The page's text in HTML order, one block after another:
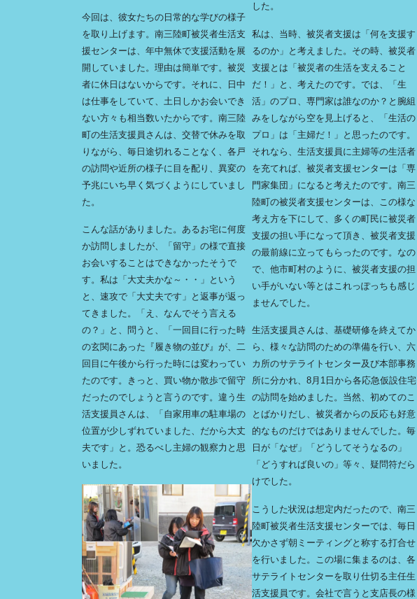
今回は、彼女たちの日常的な学びの様子
を取り上げます。南三陸町被災者生活支
援センターは、年中無休で支援活動を展
開していました。理由は簡単です。被災
者に休日はないからです。それに、日中
は仕事をしていて、土日しかお会いでき
ない方々も相当数いたからです。南三陸
町の生活支援員さんは、交替で休みを取
りながら、毎日途切れることなく、各戸
の訪問や近所の様子に目を配り、異変の
予兆にいち早く気づくようにしていまし
た。
こんな話がありました。あるお宅に何度
か訪問しましたが、「留守」の様で直接
お会いすることはできなかったそうで
す。私は「大丈夫かな～・・」という
と、速攻で「大丈夫です」と返事が返っ
てきました。「え、なんでそう言える
の？」と、問うと、「一回目に行った時
の玄関にあった『履き物の並び』が、二
回目に午後から行った時には変わってい
たのです。きっと、買い物か散歩で留守
だったのでしょうと言うのです。違う生
活支援員さんは、「自家用車の駐車場の
位置が少しずれていました、だから大丈
夫です」と。恐るべし主婦の観察力と思
いました。
した。
私は、当時、被災者支援は「何を支援す
るのか」と考えました。その時、被災者
支援とは「被災者の生活を支えること
だ！」と、考えたのです。では、「生
活」のプロ、専門家は誰なのか？と腕組
みをしながら空を見上げると、「生活の
プロ」は「主婦だ！」と思ったのです。
それなら、生活支援員に主婦等の生活者
を充てれば、被災者支援センターは「専
門家集団」になると考えたのです。南三
陸町の被災者支援センターは、この様な
考え方を下にして、多くの町民に被災者
支援の担い手になって頂き、被災者支援
の最前線に立ってもらったのです。なの
で、他市町村のように、被災者支援の担
い手がいない等とはこれっぽっちも感じ
ませんでした。
生活支援員さんは、基礎研修を終えてか
ら、様々な訪問のための準備を行い、六
カ所のサテライトセンター及び本部事務
所に分かれ、8月1日から各応急仮設住宅
の訪問を始めました。当然、初めてのこ
とばかりだし、被災者からの反応も好意
的なものだけではありませんでした。毎
日が「なぜ」「どうしてそうなるの」
「どうすれば良いの」等々、疑問符だら
けでした。
こうした状況は想定内だったので、南三
陸町被災者生活支援センターでは、毎日
欠かさず朝ミーティングと称する打合せ
を行いました。この場に集まるのは、各
サテライトセンターを取り仕切る主任生
活支援員です。会社で言うと支店長の様